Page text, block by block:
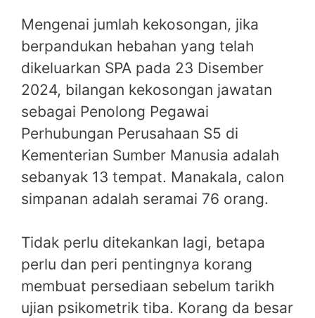
Mengenai jumlah kekosongan, jika
berpandukan hebahan yang telah
dikeluarkan SPA pada 23 Disember
2024, bilangan kekosongan jawatan
sebagai Penolong Pegawai
Perhubungan Perusahaan S5 di
Kementerian Sumber Manusia adalah
sebanyak 13 tempat. Manakala, calon
simpanan adalah seramai 76 orang.
Tidak perlu ditekankan lagi, betapa
perlu dan peri pentingnya korang
membuat persediaan sebelum tarikh
ujian psikometrik tiba. Korang da besar